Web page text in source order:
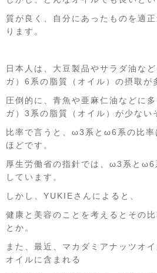
質が良く、自分にあったものを適
ります。
日本人は、大豆製品やサラダ油な
ガ）6系の脂質（オイル）の摂取が
圧倒的に、青魚や亜麻仁油などに
ガ）3系の脂質（オイル）が少ない
比率で言うと、ω3系とω6系の比
ほどです。
厚生労働省の指針では、ω3系と
しています。
しかし、YUKIEさんによると、
健康と美容のことを考えるとその
とか。
また、最近、マカダミアナッツオ
オイルに含まれる